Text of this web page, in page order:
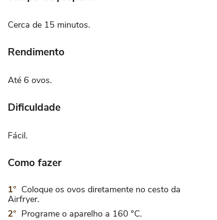
Cerca de 15 minutos.
Rendimento
Até 6 ovos.
Dificuldade
Fácil.
Como fazer
Coloque os ovos diretamente no cesto da
Airfryer.
Programe o aparelho a 160 °C.